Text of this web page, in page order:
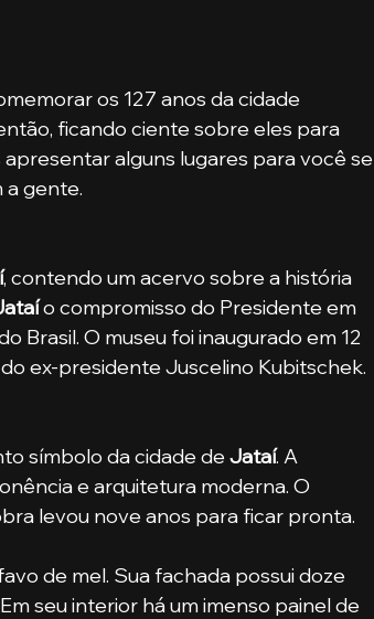
ficando ciente sobre eles para
alguns lugares para você se
a gente.
, contendo um acervo sobre a história
o compromisso do Presidente em
Brasil. O museu foi inaugurado em 12
ex-presidente Juscelino Kubitschek.
símbolo da cidade de
Jataí. A
e arquitetura moderna. O
levou nove anos para ficar pronta.
seu interior há um imenso painel de